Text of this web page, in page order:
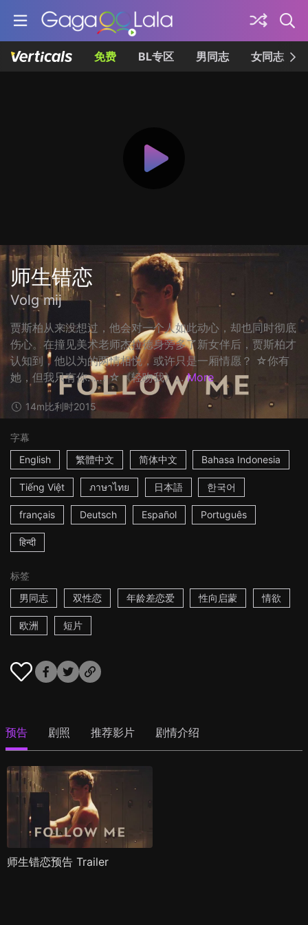
免费 BL专区 男同志 女同志
师生错恋
Volg mij
贾斯柏从来没想过，他会对一个人如此动心，却也同时彻底
伤心。在撞见美术老师杰拉德身旁多了新女伴后，贾斯柏才
认知到，他以为的两情相悦，或许只是一厢情愿？ ☆你有
她，但我只有你…… ☆《轻吻我》... More
14m比利时2015
字幕
English
繁體中文 简体中文 Bahasa Indonesia
Tiếng Việt ภาษาไทย 日本語 한국어
français Deutsch Español Português
हिन्दी
标签
男同志
双性恋 年龄差恋爱 性向启蒙 情欲
欧洲 短片
预告 剧照 推荐影片 剧情介绍
师生错恋预告 Trailer